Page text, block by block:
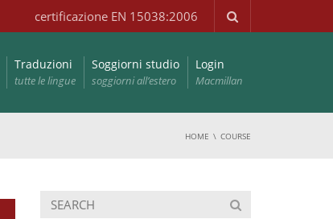
certificazione EN 15038:2006
Traduzioni
tutte le lingue
Soggiorni studio
soggiorni all’estero
Login
Macmillan
HOME COURSE